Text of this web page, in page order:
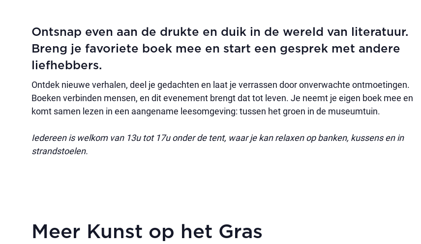
Ontsnap even aan de drukte en duik in de wereld van literatuur.
Breng je favoriete boek mee en start een gesprek met andere
liefhebbers.
Ontdek nieuwe verhalen, deel je gedachten en laat je verrassen door onverwachte ontmoetingen.
Boeken verbinden mensen, en dit evenement brengt dat tot leven. Je neemt je eigen boek mee en
komt samen lezen in een aangename leesomgeving: tussen het groen in de museumtuin.
Iedereen is welkom van 13u tot 17u onder de tent, waar je kan relaxen op banken, kussens en in
strandstoelen.
Meer Kunst op het Gras